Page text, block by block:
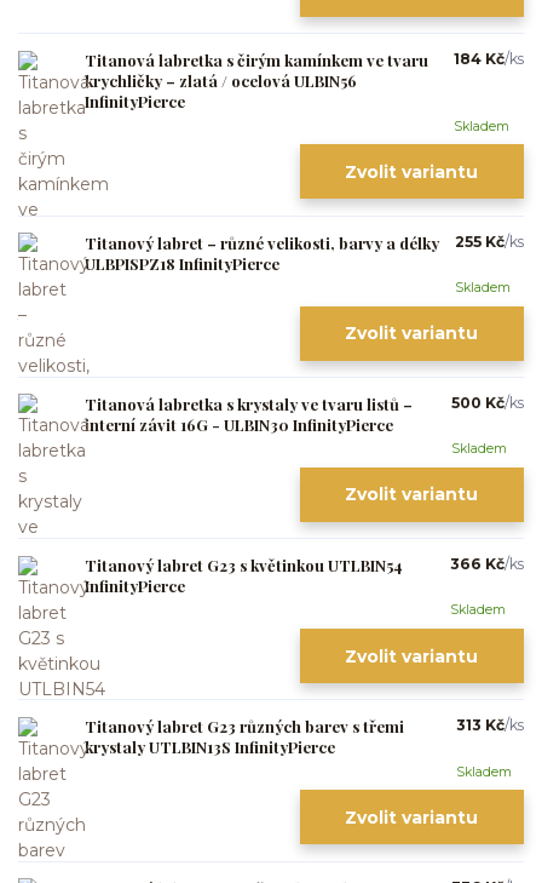
Titanová labretka s čirým kamínkem ve tvaru
krychličky – zlatá / ocelová ULBIN56
InfinityPierce
184 Kč/ks
Skladem
Zvolit variantu
Titanový labret – různé velikosti, barvy a délky
ULBPISPZ18 InfinityPierce
255 Kč/ks
Skladem
Zvolit variantu
Titanová labretka s krystaly ve tvaru listů –
interní závit 16G - ULBIN30 InfinityPierce
500 Kč/ks
Skladem
Zvolit variantu
Titanový labret G23 s květinkou UTLBIN54
InfinityPierce
366 Kč/ks
Skladem
Zvolit variantu
Titanový labret G23 různých barev s třemi
krystaly UTLBIN13S InfinityPierce
313 Kč/ks
Skladem
Zvolit variantu